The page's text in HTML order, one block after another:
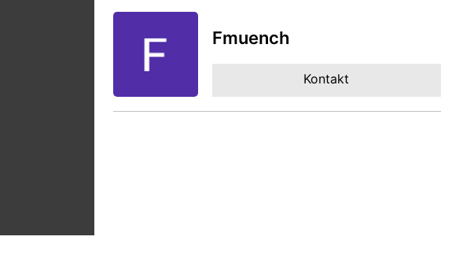
Fmuench
Kontakt